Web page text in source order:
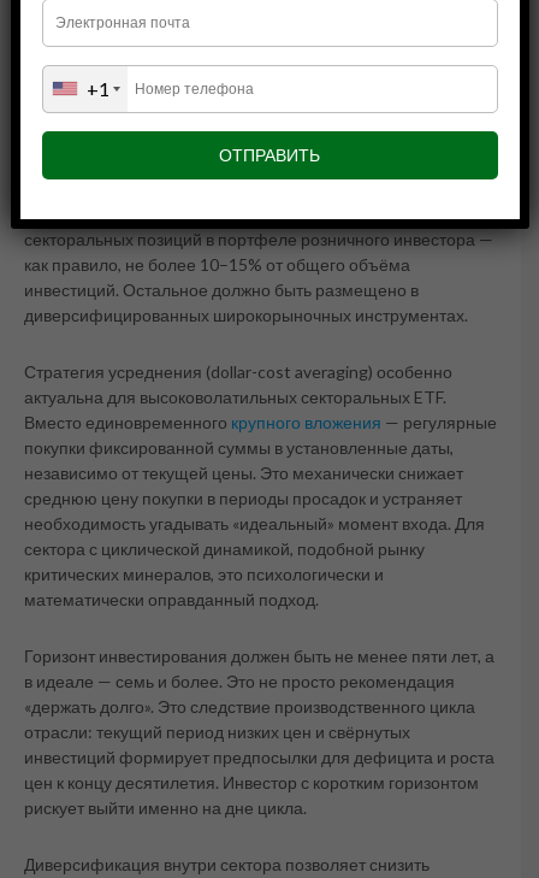
экспозицию на
критические минералы
Прежде всего, необходимо определить роль этого класса
активов в портфеле. Критические минералы — это
тематическая, концентрированная ставка на конкретный
секторальных позиций в портфеле розничного инвестора —
как правило, не более 10–15% от общего объёма
инвестиций. Остальное должно быть размещено в
диверсифицированных широкорыночных инструментах.
Стратегия усреднения (dollar-cost averaging) особенно
актуальна для высоковолатильных секторальных ETF.
Вместо единовременного крупного вложения — регулярные
покупки фиксированной суммы в установленные даты,
независимо от текущей цены. Это механически снижает
среднюю цену покупки в периоды просадок и устраняет
необходимость угадывать «идеальный» момент входа. Для
сектора с циклической динамикой, подобной рынку
критических минералов, это психологически и
математически оправданный подход.
Горизонт инвестирования должен быть не менее пяти лет, а
в идеале — семь и более. Это не просто рекомендация
«держать долго». Это следствие производственного цикла
отрасли: текущий период низких цен и свёрнутых
инвестиций формирует предпосылки для дефицита и роста
цен к концу десятилетия. Инвестор с коротким горизонтом
рискует выйти именно на дне цикла.
Диверсификация внутри сектора позволяет снизить
+1